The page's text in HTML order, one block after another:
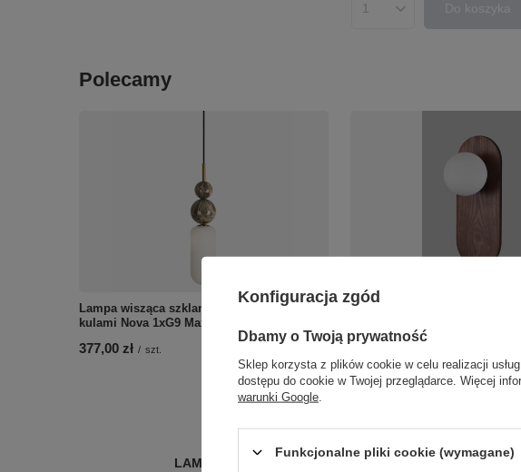
Ilość produktówDo koszyka
Polecamy
Lampa wisząca szklany klosz z ozdobnymi
kulami Nova 1xG9 Maxlight P0642
377,00 zł / szt.
Owalny kinkiet z ciemnego
206,00 zł
LAMPY WEWNĘTRZNE
LAMPY
Konfiguracja zgód
Dbamy o Twoją prywatność
Sklep korzysta z plików cookie w celu realizacji
dostępu do cookie w Twojej przeglądarce. Więcej
warunki Google
Funkcjonalne pliki cookie (wymagane)